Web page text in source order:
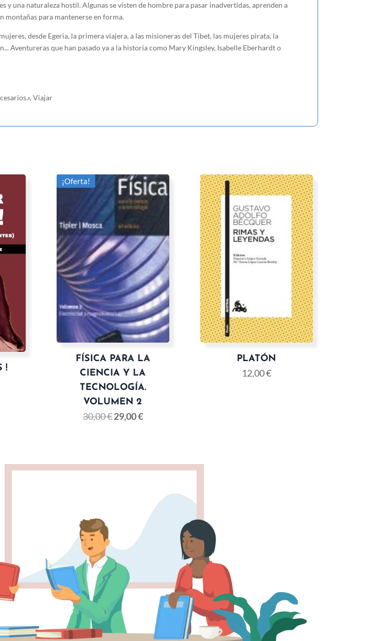
y una naturaleza hostil. Algunas se visten de hombre para pasar inadvertidas, aprenden a
montañas para mantenerse en forma.
desde Egeria, la primera viajera, a las misioneras del Tíbet, las mujeres pirata, la
Aventureras que han pasado ya a la historia como Mary Kingsley, Isabelle Eberhardt o
Viajar
!
¡Oferta!
FÍSICA PARA LA
CIENCIA Y LA
TECNOLOGÍA.
VOLUMEN 2
30,00€29,00€
PLATÓN
12,00€